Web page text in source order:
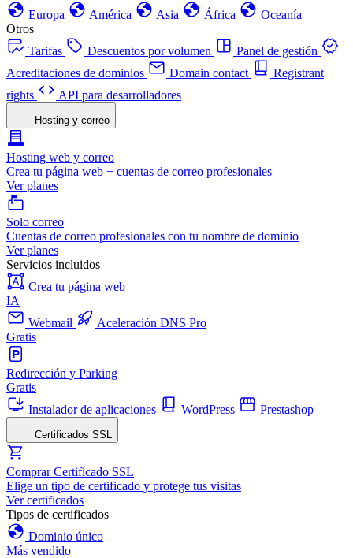
Europa
América Asia África
Oceanía
Otros
Tarifas
Descuentos por volumen
Panel de gestión
Acreditaciones de dominios
Domain contact
Registrant
rights
API para desarrolladores
Hosting y correo
Hosting web y correo
Crea tu página web + cuentas de correo profesionales
Ver planes
Solo correo
Cuentas de correo profesionales con tu nombre de dominio
Ver planes
Servicios incluidos
Crea tu página web
IA
Webmail
Aceleración DNS Pro
Gratis
Redirección y Parking
Gratis
Instalador de aplicaciones
WordPress Prestashop
Certificados SSL
Comprar Certificado SSL
Elige un tipo de certificado y protege tus visitas
Ver certificados
Tipos de certificados
Dominio único
Más vendido